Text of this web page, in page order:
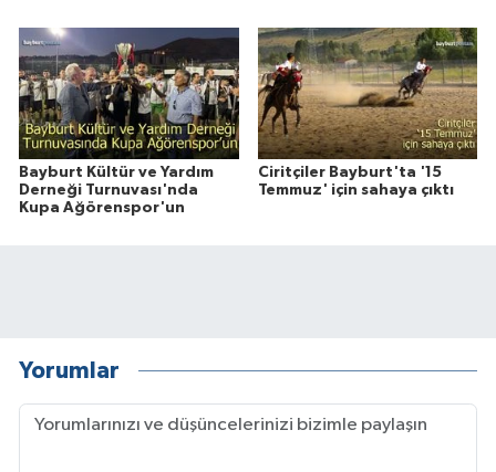
Bayburt Kültür ve Yardım
Derneği Turnuvası'nda
Kupa Ağörenspor'un
Ciritçiler Bayburt'ta '15
Temmuz' için sahaya çıktı
Yorumlar